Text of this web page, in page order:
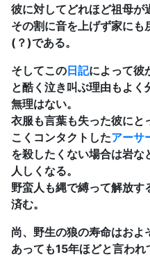
彼に対してどれほど祖母が
その割に音を上げず家に
(？)である。
そしてこの日記によって彼
と酷く泣き叫ぶ理由もよく
無理はない。
衣服も言葉も失った彼にと
こくコンタクトしたアーサ
を殺したくない場合は岩な
人しくなる。
野蛮人も縄で縛って解放す
済む。
尚、野生の狼の寿命はお
あっても15年ほどと言わ